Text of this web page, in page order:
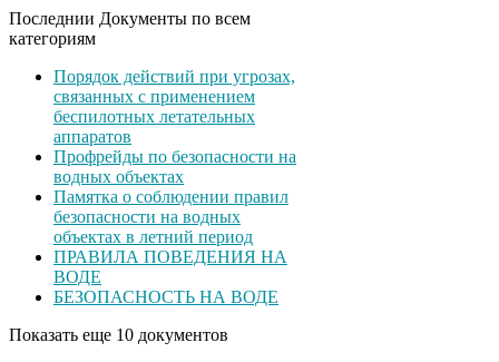
Последнии Документы по всем
категориям
Порядок действий при угрозах,
связанных с применением
беспилотных летательных
аппаратов
Профрейды по безопасности на
водных объектах
Памятка о соблюдении правил
безопасности на водных
объектах в летний период
ПРАВИЛА ПОВЕДЕНИЯ НА
ВОДЕ
БЕЗОПАСНОСТЬ НА ВОДЕ
Показать еще 10 документов